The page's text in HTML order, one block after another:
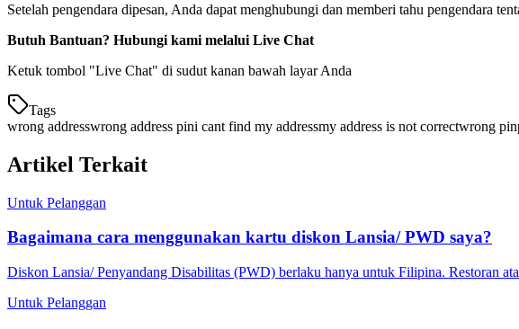
Setelah pengendara dipesan, Anda dapat menghubungi dan memberi tahu pengendara
Butuh Bantuan? Hubungi kami melalui Live Chat
Ketuk tombol "Live Chat" di sudut kanan bawah layar Anda
Tags
wrong addresswrong address pini cant find my addressmy address is not correctwrong pin
Artikel Terkait
Untuk Pelanggan
Bagaimana cara menggunakan kartu diskon Lansia/ PWD saya?
Diskon Lansia/ Penyandang Disabilitas (PWD) berlaku hanya untuk Filipina. Restoran
Untuk Pelanggan